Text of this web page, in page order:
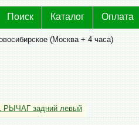
Поиск Каталог Оплата
(Москва + 4 часа)
РЫЧАГ задний левый